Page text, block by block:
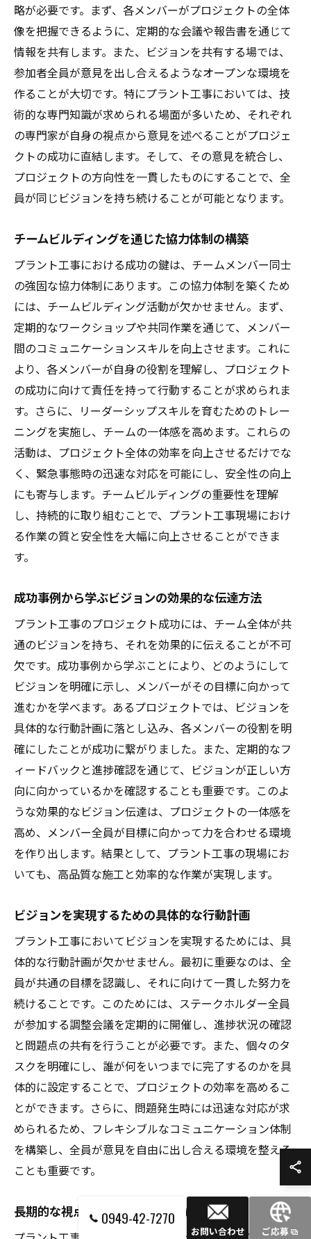
略が必要です。まず、各メンバーがプロジェクトの全体
像を把握できるように、定期的な会議や報告書を通じて
情報を共有します。また、ビジョンを共有する場では、
参加者全員が意見を出し合えるようなオープンな環境を
作ることが大切です。特にプラント工事においては、技
術的な専門知識が求められる場面が多いため、それぞれ
の専門家が自身の視点から意見を述べることがプロジェ
クトの成功に直結します。そして、その意見を統合し、
プロジェクトの方向性を一貫したものにすることで、全
員が同じビジョンを持ち続けることが可能となります。
チームビルディングを通じた協力体制の構築
プラント工事における成功の鍵は、チームメンバー同士
の強固な協力体制にあります。この協力体制を築くため
には、チームビルディング活動が欠かせません。まず、
定期的なワークショップや共同作業を通じて、メンバー
間のコミュニケーションスキルを向上させます。これに
より、各メンバーが自身の役割を理解し、プロジェクト
の成功に向けて責任を持って行動することが求められま
す。さらに、リーダーシップスキルを育むためのトレー
ニングを実施し、チームの一体感を高めます。これらの
活動は、プロジェクト全体の効率を向上させるだけでな
く、緊急事態時の迅速な対応を可能にし、安全性の向上
にも寄与します。チームビルディングの重要性を理解
し、持続的に取り組むことで、プラント工事現場におけ
る作業の質と安全性を大幅に向上させることができま
す。
成功事例から学ぶビジョンの効果的な伝達方法
プラント工事のプロジェクト成功には、チーム全体が共
通のビジョンを持ち、それを効果的に伝えることが不可
欠です。成功事例から学ぶことにより、どのようにして
ビジョンを明確に示し、メンバーがその目標に向かって
進むかを学べます。あるプロジェクトでは、ビジョンを
具体的な行動計画に落とし込み、各メンバーの役割を明
確にしたことが成功に繋がりました。また、定期的なフ
ィードバックと進捗確認を通じて、ビジョンが正しい方
向に向かっているかを確認することも重要です。このよ
うな効果的なビジョン伝達は、プロジェクトの一体感を
高め、メンバー全員が目標に向かって力を合わせる環境
を作り出します。結果として、プラント工事の現場にお
いても、高品質な施工と効率的な作業が実現します。
ビジョンを実現するための具体的な行動計画
プラント工事においてビジョンを実現するためには、具
体的な行動計画が欠かせません。最初に重要なのは、全
員が共通の目標を認識し、それに向けて一貫した努力を
続けることです。このためには、ステークホルダー全員
が参加する調整会議を定期的に開催し、進捗状況の確認
と問題点の共有を行うことが必要です。また、個々のタ
スクを明確にし、誰が何をいつまでに完了するのかを具
体的に設定することで、プロジェクトの効率を高めるこ
とができます。さらに、問題発生時には迅速な対応が求
められるため、フレキシブルなコミュニケーション体制
を構築し、全員が意見を自由に出し合える環境を整える
ことも重要です。
長期的な視点で考える持続可能なビジョンの設定
0949-42-7270
お問い合わせ ご応募